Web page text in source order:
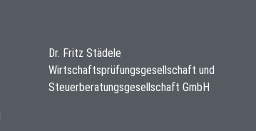
Dr. Fritz Städele
Wirtschaftsprüfungsgesellschaft und
Steuerberatungsgesellschaft GmbH